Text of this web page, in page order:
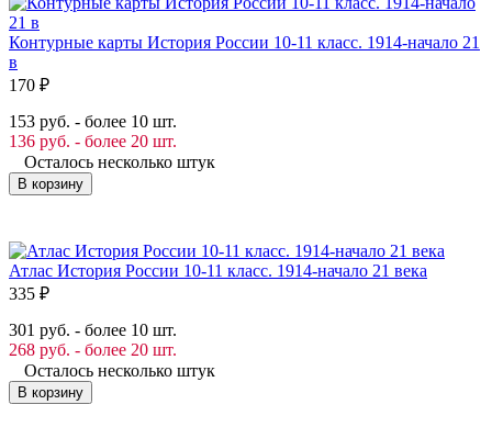
Контурные карты История России 10-11 класс. 1914-начало 21
в
170 ₽
153 руб. - более 10 шт.
136 руб. - более 20 шт.
Осталось несколько штук
В корзину
Атлас История России 10-11 класс. 1914-начало 21 века
335 ₽
301 руб. - более 10 шт.
268 руб. - более 20 шт.
Осталось несколько штук
В корзину